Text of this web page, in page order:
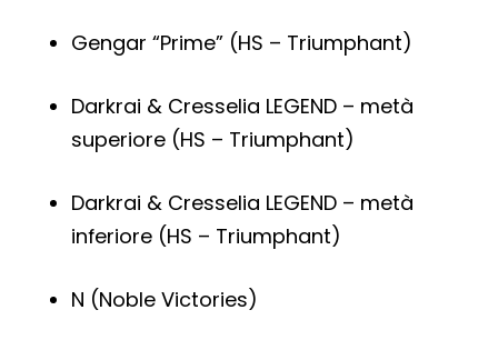
Gengar “Prime” (HS – Triumphant)
Darkrai & Cresselia LEGEND – metà
superiore (HS – Triumphant)
Darkrai & Cresselia LEGEND – metà
inferiore (HS – Triumphant)
N (Noble Victories)